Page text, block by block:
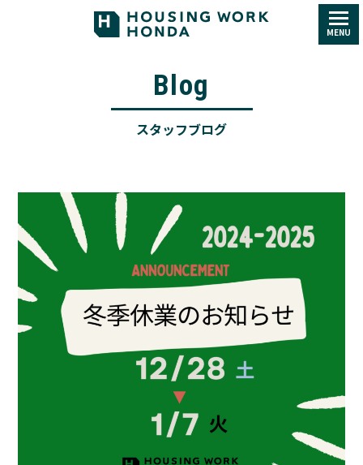
MENU
Blog
スタッフブログ